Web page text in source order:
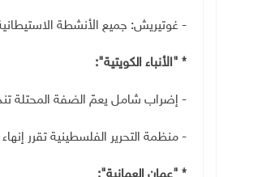
- غوتيريش: جميع الأنشطة
* "الأنباء الكويتية":
- إضراب شامل يعمّ الضفة المحتلة
- منظمة التحرير الفلسطينية تقرر